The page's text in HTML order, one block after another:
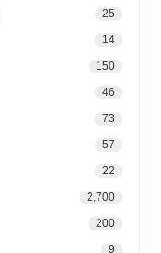
25
14
150
46
73
57
22
2,700
200
9